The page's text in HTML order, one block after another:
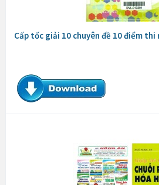
Cấp tốc giải 10 chuyên đề 10 điểm thi